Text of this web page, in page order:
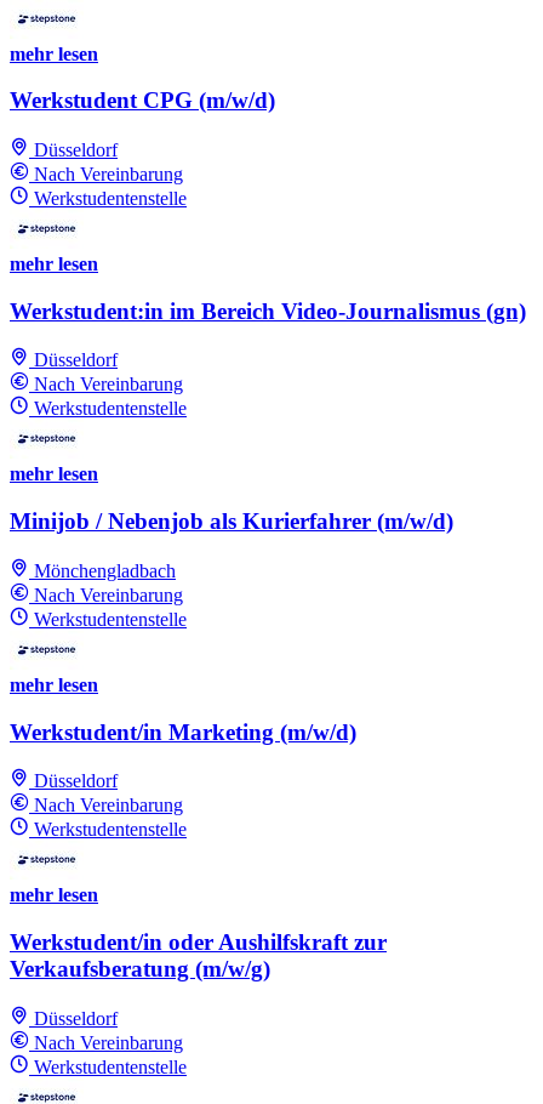
mehr lesen
Werkstudent CPG (m/w/d)
Düsseldorf
Nach Vereinbarung
Werkstudentenstelle
mehr lesen
Werkstudent:in im Bereich Video-Journalismus (gn)
Düsseldorf
Nach Vereinbarung
Werkstudentenstelle
mehr lesen
Minijob / Nebenjob als Kurierfahrer (m/w/d)
Mönchengladbach
Nach Vereinbarung
Werkstudentenstelle
mehr lesen
Werkstudent/in Marketing (m/w/d)
Düsseldorf
Nach Vereinbarung
Werkstudentenstelle
mehr lesen
Werkstudent/in oder Aushilfskraft zur
Verkaufsberatung (m/w/g)
Düsseldorf
Nach Vereinbarung
Werkstudentenstelle